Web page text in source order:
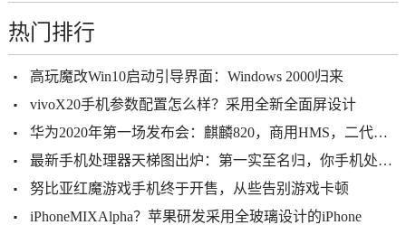
热门排行
高玩魔改Win10启动引导界面：Windows 2000归来
vivoX20手机参数配置怎么样？采用全新全面屏设计
华为2020年第一场发布会：麒麟820，商用HMS，二代折叠屏掏空安卓
最新手机处理器天梯图出炉：第一实至名归，你手机处理器排名高吗
努比亚红魔游戏手机终于开售，从些告别游戏卡顿
iPhoneMIXAlpha？苹果研发采用全玻璃设计的iPhone